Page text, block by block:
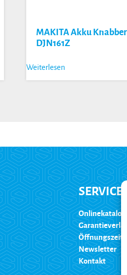
MAKITA Akku Knabber
DJN161Z
Weiterlesen
SERVICE
Onlinekatalog
Newsletter
Kontakt